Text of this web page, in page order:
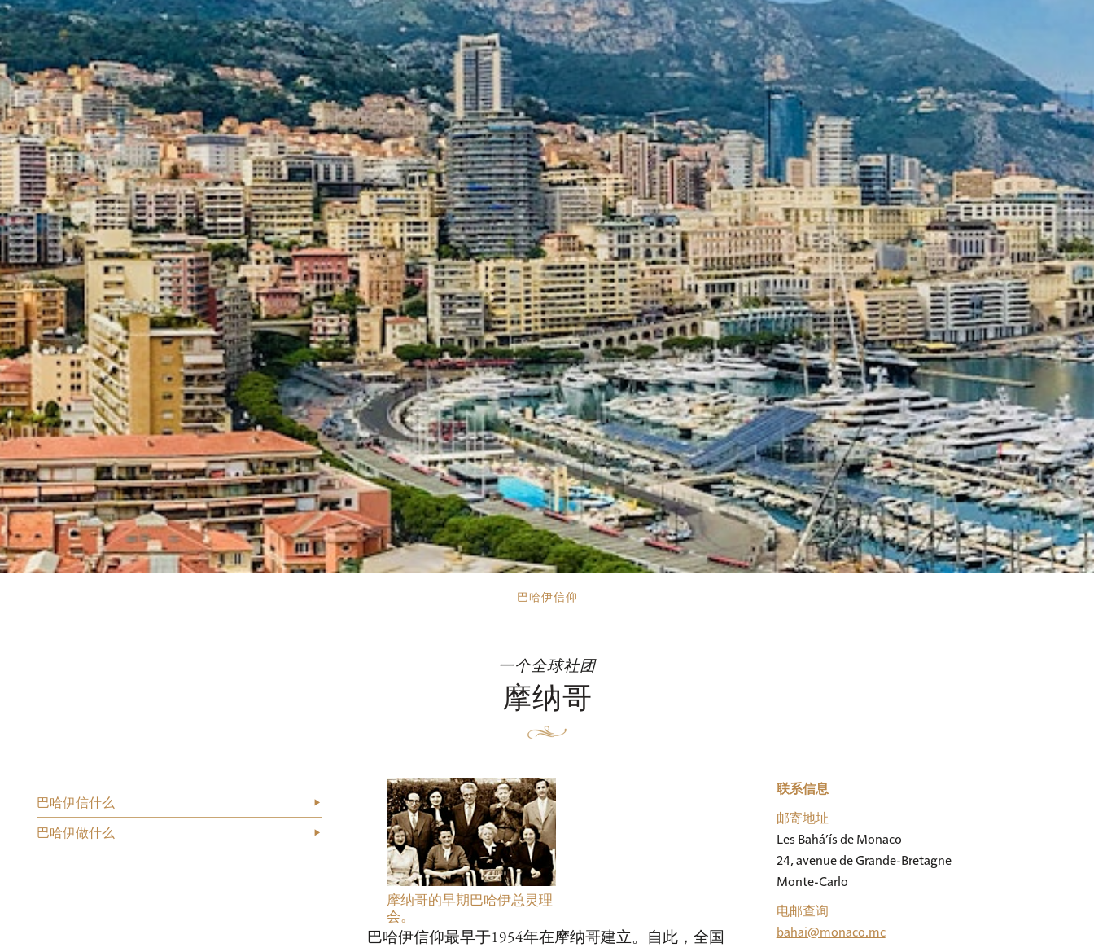
巴哈伊信仰
一个全球社团
摩纳哥
巴哈伊信什么
巴哈伊做什么
摩纳哥的早期巴哈伊总灵理
会。
巴哈伊信仰最早于1954年在摩纳哥建立。自此，全国
联系信息
邮寄地址
Les Bahá’ís de Monaco
24, avenue de Grande-Bretagne
Monte-Carlo
电邮查询
bahai@monaco.mc